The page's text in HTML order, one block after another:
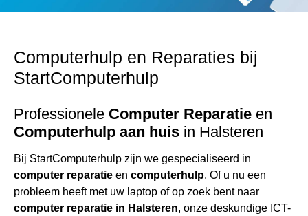
Computerhulp en Reparaties bij
StartComputerhulp
Professionele Computer Reparatie en
Computerhulp aan huis in Halsteren
Bij StartComputerhulp zijn we gespecialiseerd in
computer reparatie en computerhulp. Of u nu een
probleem heeft met uw laptop of op zoek bent naar
computer reparatie in Halsteren, onze deskundige ICT-